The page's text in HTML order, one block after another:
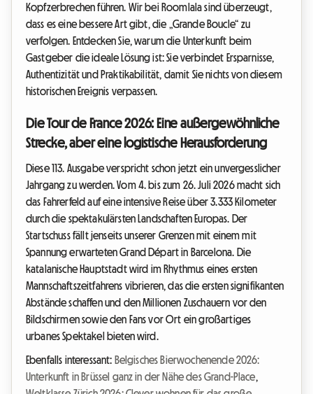
Kopfzerbrechen führen. Wir bei Roomlala sind überzeugt,
dass es eine bessere Art gibt, die „Grande Boucle“ zu
verfolgen. Entdecken Sie, warum die Unterkunft beim
Gastgeber die ideale Lösung ist: Sie verbindet Ersparnisse,
Authentizität und Praktikabilität, damit Sie nichts von diesem
historischen Ereignis verpassen.
Die Tour de France 2026: Eine außergewöhnliche
Strecke, aber eine logistische Herausforderung
Diese 113. Ausgabe verspricht schon jetzt ein unvergesslicher
Jahrgang zu werden. Vom 4. bis zum 26. Juli 2026 macht sich
das Fahrerfeld auf eine intensive Reise über 3.333 Kilometer
durch die spektakulärsten Landschaften Europas. Der
Startschuss fällt jenseits unserer Grenzen mit einem mit
Spannung erwarteten Grand Départ in Barcelona. Die
katalanische Hauptstadt wird im Rhythmus eines ersten
Mannschaftszeitfahrens vibrieren, das die ersten signifikanten
Abstände schaffen und den Millionen Zuschauern vor den
Bildschirmen sowie den Fans vor Ort ein großartiges
urbanes Spektakel bieten wird.
Ebenfalls interessant: Belgisches Bierwochenende 2026:
Unterkunft in Brüssel ganz in der Nähe des Grand-Place,